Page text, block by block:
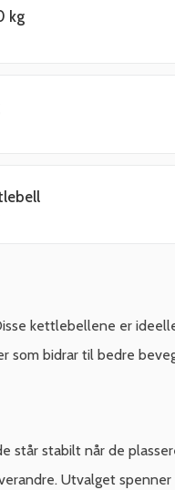
kg
kettlebellene er
bidrar til bedre
står stabilt når de
Utvalget